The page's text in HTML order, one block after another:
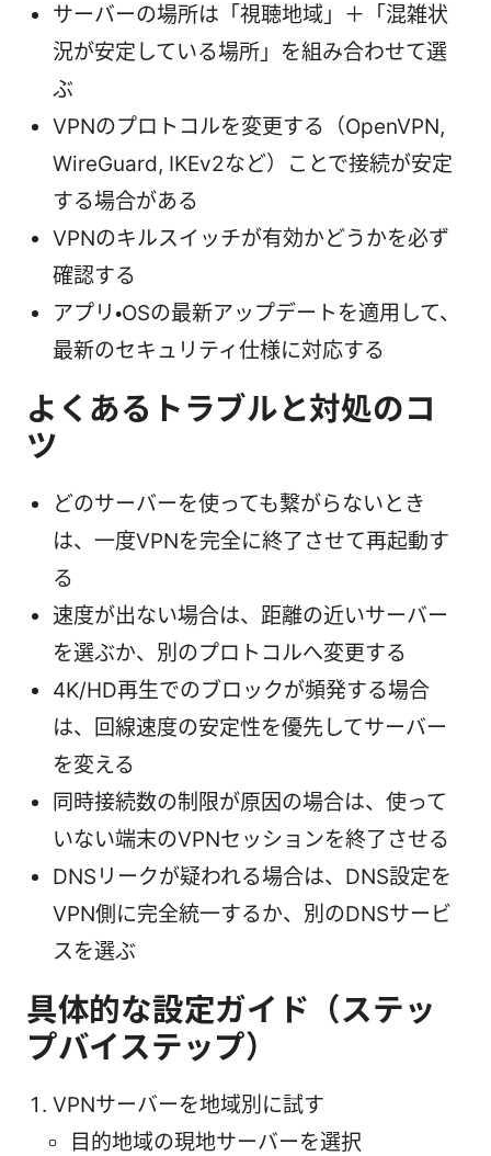
サーバーの場所は「視聴地域」＋「混雑状
況が安定している場所」を組み合わせて選
ぶ
VPNのプロトコルを変更する（OpenVPN,
WireGuard, IKEv2など）ことで接続が安定
する場合がある
VPNのキルスイッチが有効かどうかを必ず
確認する
アプリ・OSの最新アップデートを適用して、
最新のセキュリティ仕様に対応する
よくあるトラブルと対処のコ
ツ
どのサーバーを使っても繋がらないとき
は、一度VPNを完全に終了させて再起動す
る
速度が出ない場合は、距離の近いサーバー
を選ぶか、別のプロトコルへ変更する
4K/HD再生でのブロックが頻発する場合
は、回線速度の安定性を優先してサーバー
を変える
同時接続数の制限が原因の場合は、使って
いない端末のVPNセッションを終了させる
DNSリークが疑われる場合は、DNS設定を
VPN側に完全統一するか、別のDNSサービ
スを選ぶ
具体的な設定ガイド（ステッ
プバイステップ）
VPNサーバーを地域別に試す
目的地域の現地サーバーを選択